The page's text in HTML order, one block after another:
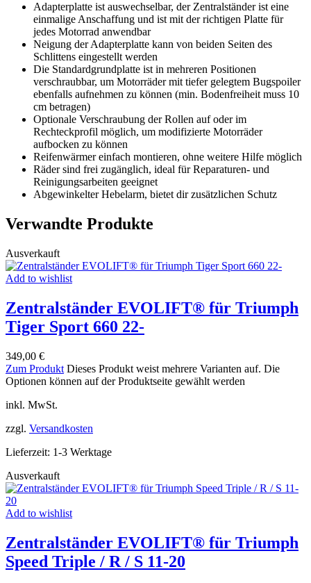
Adapterplatte ist auswechselbar, der Zentralständer ist eine
einmalige Anschaffung und ist mit der richtigen Platte für
jedes Motorrad anwendbar
Neigung der Adapterplatte kann von beiden Seiten des
Schlittens eingestellt werden
Die Standardgrundplatte ist in mehreren Positionen
verschraubbar, um Motorräder mit tiefer gelegtem Bugspoiler
ebenfalls aufnehmen zu können (min. Bodenfreiheit muss 10
cm betragen)
Optionale Verschraubung der Rollen auf oder im
Rechteckprofil möglich, um modifizierte Motorräder
aufbocken zu können
Reifenwärmer einfach montieren, ohne weitere Hilfe möglich
Räder sind frei zugänglich, ideal für Reparaturen- und
Reinigungsarbeiten geeignet
Abgewinkelter Hebelarm, bietet dir zusätzlichen Schutz
Verwandte Produkte
Ausverkauft
Add to wishlist
Zentralständer EVOLIFT® für Triumph
Tiger Sport 660 22-
349,00 €
Zum Produkt Dieses Produkt weist mehrere Varianten auf. Die
Optionen können auf der Produktseite gewählt werden
inkl. MwSt.
zzgl. Versandkosten
Lieferzeit: 1-3 Werktage
Ausverkauft
Add to wishlist
Zentralständer EVOLIFT® für Triumph
Speed Triple / R / S 11-20